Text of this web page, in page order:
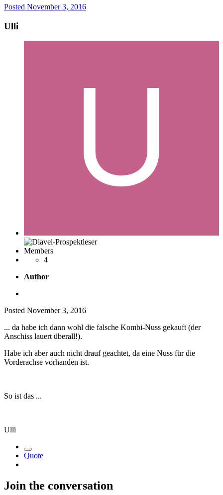
Posted November 3, 2016
Ulli
Members
4
Author
Posted November 3, 2016
... da habe ich dann wohl die falsche Kombi-Nuss gekauft (der
Anschiss lauert überall!).
Habe ich aber auch nicht drauf geachtet, da eine Nuss für die
Vorderachse vorhanden ist.
So ist das ...
Ulli
Quote
Join the conversation